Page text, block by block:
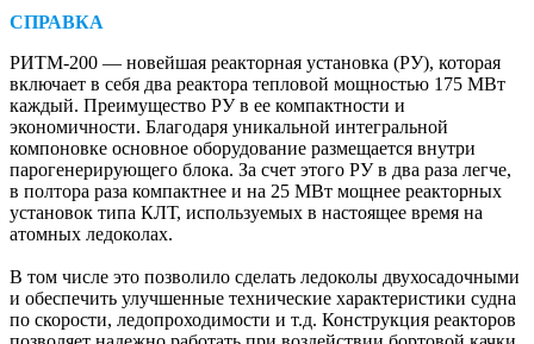
СПРАВКА
РИТМ-200 — новейшая реакторная установка (РУ), которая
включает в себя два реактора тепловой мощностью 175 МВт
каждый. Преимущество РУ в ее компактности и
экономичности. Благодаря уникальной интегральной
компоновке основное оборудование размещается внутри
парогенерирующего блока. За счет этого РУ в два раза легче,
в полтора раза компактнее и на 25 МВт мощнее реакторных
установок типа КЛТ, используемых в настоящее время на
атомных ледоколах.
В том числе это позволило сделать ледоколы двухосадочными
и обеспечить улучшенные технические характеристики судна
по скорости, ледопроходимости и т.д. Конструкция реакторов